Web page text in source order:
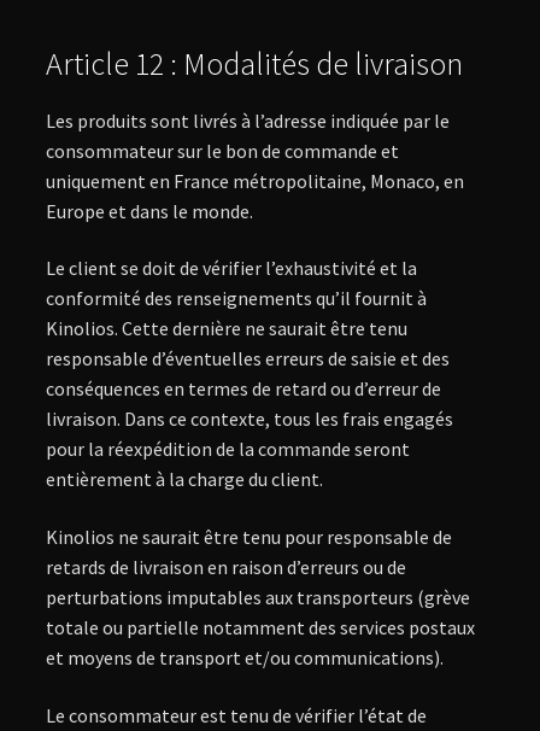
Article 12 : Modalités de livraison
Les produits sont livrés à l’adresse indiquée par le
consommateur sur le bon de commande et
uniquement en France métropolitaine, Monaco, en
Europe et dans le monde.
Le client se doit de vérifier l’exhaustivité et la
conformité des renseignements qu’il fournit à
Kinolios. Cette dernière ne saurait être tenu
responsable d’éventuelles erreurs de saisie et des
conséquences en termes de retard ou d’erreur de
livraison. Dans ce contexte, tous les frais engagés
pour la réexpédition de la commande seront
entièrement à la charge du client.
Kinolios ne saurait être tenu pour responsable de
retards de livraison en raison d’erreurs ou de
perturbations imputables aux transporteurs (grève
totale ou partielle notamment des services postaux
et moyens de transport et/ou communications).
Le consommateur est tenu de vérifier l’état de